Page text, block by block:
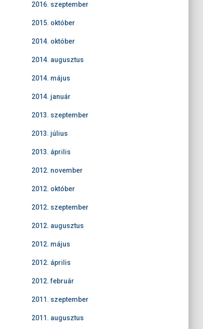
2016. szeptember
2015. október
2014. október
2014. augusztus
2014. május
2014. január
2013. szeptember
2013. július
2013. április
2012. november
2012. október
2012. szeptember
2012. augusztus
2012. május
2012. április
2012. február
2011. szeptember
2011. augusztus